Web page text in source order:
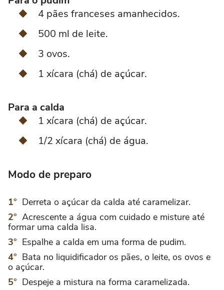
4 pães franceses amanhecidos.
500 ml de leite.
3 ovos.
1 xícara (chá) de açúcar.
Para a calda
1 xícara (chá) de açúcar.
1/2 xícara (chá) de água.
Modo de preparo
Derreta o açúcar da calda até caramelizar.
Acrescente a água com cuidado e misture até
formar uma calda lisa.
Espalhe a calda em uma forma de pudim.
Bata no liquidificador os pães, o leite, os ovos e
o açúcar.
Despeje a mistura na forma caramelizada.